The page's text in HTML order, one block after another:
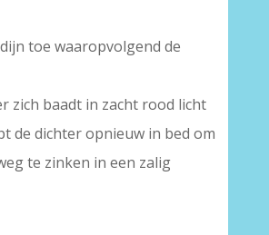
toe waaropvolgend de
zich baadt in zacht rood licht
de dichter opnieuw in bed om
te zinken in een zalig